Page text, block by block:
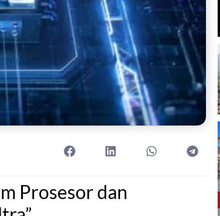
Prosesor dan